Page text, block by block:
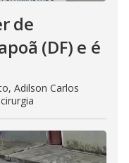
de
(DF) e é
Adilson Carlos